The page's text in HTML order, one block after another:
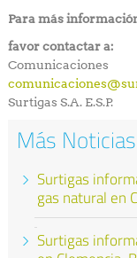
Para más
favor contactar a:
Comunicaciones
Surtigas S.A. E.S.P.
Más Noticias
Surtigas
gas natural en
Surtigas